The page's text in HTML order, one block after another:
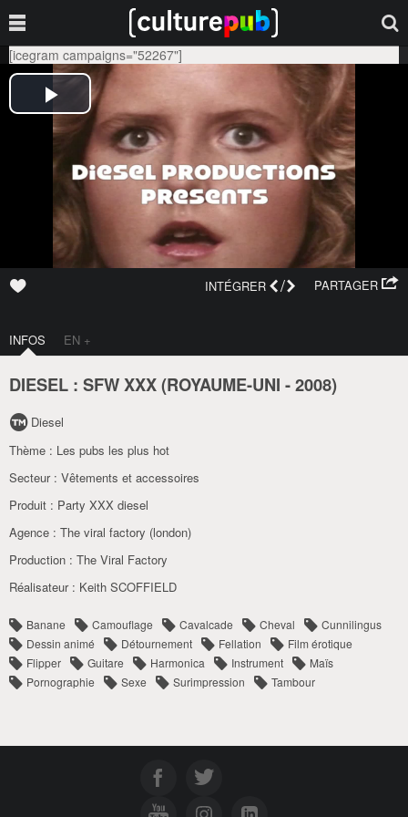
[icegram campaigns="52267"]
PARTAGER
INTÉGRER /
INFOS EN +
DIESEL : SFW XXX (ROYAUME-UNI -2008)
Diesel
Thème : Les pubs les plus hot
Secteur : Vêtements et accessoires
Produit : Party XXX diesel
Agence : The viral factory (london)
Production : The Viral Factory
Réalisateur : Keith SCOFFIELD
Banane Camouflage Cavalcade Cheval
Cunnilingus
Dessin animé
Détournement Fellation
Film érotique
Flipper
Guitare Harmonica Instrument
Maïs
Pornographie
Sexe Surimpression Tambour